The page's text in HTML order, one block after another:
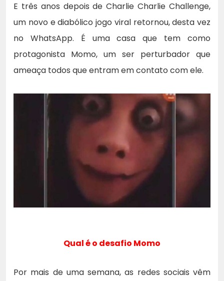
E três anos depois de Charlie Charlie Challenge,
um novo e diabólico jogo viral retornou, desta vez
no WhatsApp. É uma casa que tem como
protagonista Momo, um ser perturbador que
ameaça todos que entram em contato com ele.
Qual é o desafio Momo
Por mais de uma semana, as redes sociais vêm